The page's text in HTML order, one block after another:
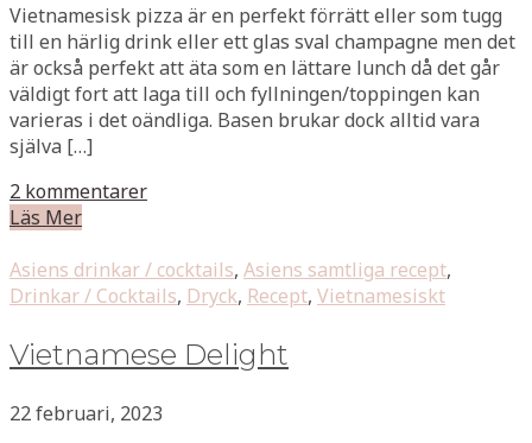
Vietnamesisk pizza är en perfekt förrätt eller som tugg
till en härlig drink eller ett glas sval champagne men det
är också perfekt att äta som en lättare lunch då det går
väldigt fort att laga till och fyllningen/toppingen kan
varieras i det oändliga. Basen brukar dock alltid vara
själva […]
2 kommentarer
Läs Mer
Asiens drinkar / cocktails, Asiens samtliga recept,
Drinkar / Cocktails, Dryck, Recept, Vietnamesiskt
Vietnamese Delight
22 februari, 2023